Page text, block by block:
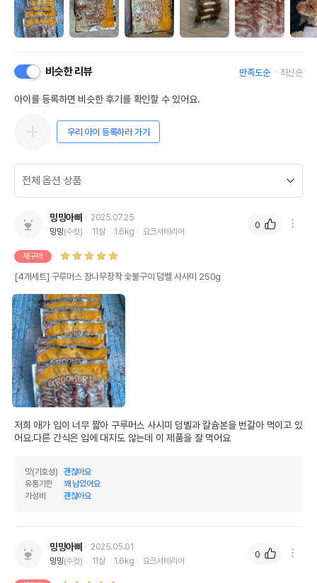
비슷한 리뷰 만족도순 최신순
아이를 등록하면 비슷한 후기를 확인할 수 있어요.
우리 아이 등록하러 가기
밍밍아빠
2025.07.25
밍밍(수컷) 11살 1.6kg 요크셔테리어
재구매
[4개세트] 구루머스 참나무장작 숯불구이 덤벨 사사미 250g
저희 애가 입이 너무 짧아 구루머스 사시미 덤벨과 칼슘본을 번갈아 먹이고 있
어요.다른 간식은 입에 대지도 않는데 이 제품을 잘 먹어요
맛(기호성)
괜찮아요
유통기한
꽤 남았어요
가성비
괜찮아요
0
밍밍아빠
2025.05.01
밍밍(수컷) 11살 1.6kg 요크셔테리어
0